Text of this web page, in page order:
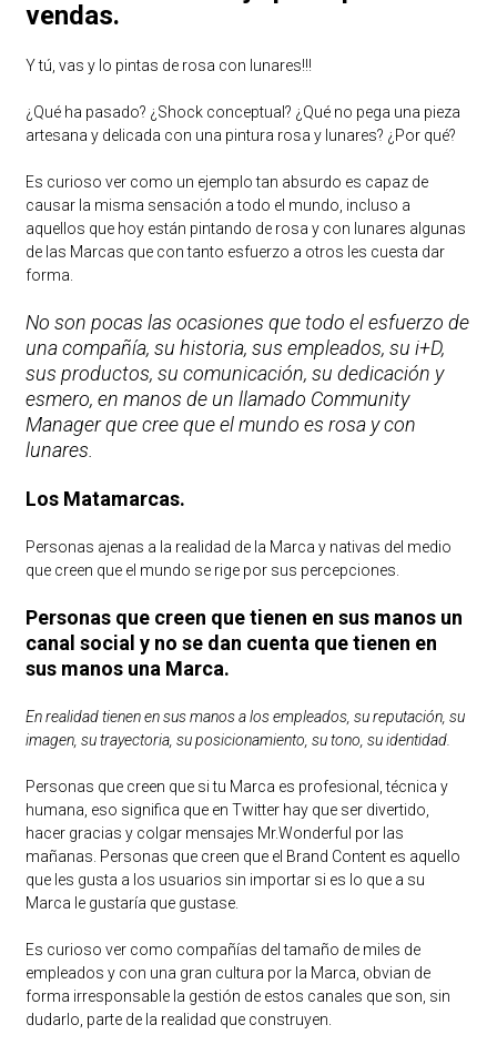
vendas.
Y tú, vas y lo pintas de rosa con lunares!!!
¿Qué ha pasado? ¿Shock conceptual? ¿Qué no pega una pieza
artesana y delicada con una pintura rosa y lunares? ¿Por qué?
Es curioso ver como un ejemplo tan absurdo es capaz de
causar la misma sensación a todo el mundo, incluso a
aquellos que hoy están pintando de rosa y con lunares algunas
de las Marcas que con tanto esfuerzo a otros les cuesta dar
forma.
No son pocas las ocasiones que todo el esfuerzo de
una compañía, su historia, sus empleados, su i+D,
sus productos, su comunicación, su dedicación y
esmero, en manos de un llamado Community
Manager que cree que el mundo es rosa y con
lunares.
Los Matamarcas.
Personas ajenas a la realidad de la Marca y nativas del medio
que creen que el mundo se rige por sus percepciones.
Personas que creen que tienen en sus manos un
canal social y no se dan cuenta que tienen en
sus manos una Marca.
En realidad tienen en sus manos a los empleados, su reputación, su
imagen, su trayectoria, su posicionamiento, su tono, su identidad.
Personas que creen que si tu Marca es profesional, técnica y
humana, eso significa que en Twitter hay que ser divertido,
hacer gracias y colgar mensajes Mr.Wonderful por las
mañanas. Personas que creen que el Brand Content es aquello
que les gusta a los usuarios sin importar si es lo que a su
Marca le gustaría que gustase.
Es curioso ver como compañías del tamaño de miles de
empleados y con una gran cultura por la Marca, obvian de
forma irresponsable la gestión de estos canales que son, sin
dudarlo, parte de la realidad que construyen.